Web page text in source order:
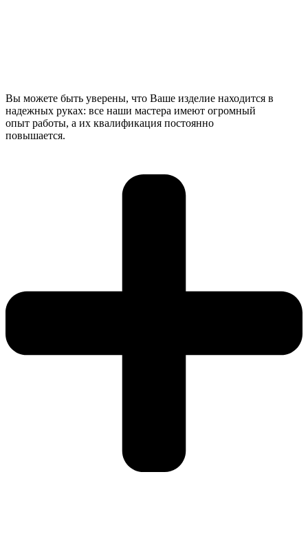
Вы можете быть уверены, что Ваше изделие находится в
надежных руках: все наши мастера имеют огромный
опыт работы, а их квалификация постоянно
повышается.